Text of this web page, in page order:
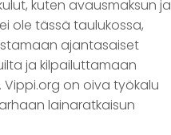
kuten avausmaksun ja
ole tässä taulukossa,
ajantasaiset
ja kilpailuttamaan
on oiva työkalu
lainaratkaisun